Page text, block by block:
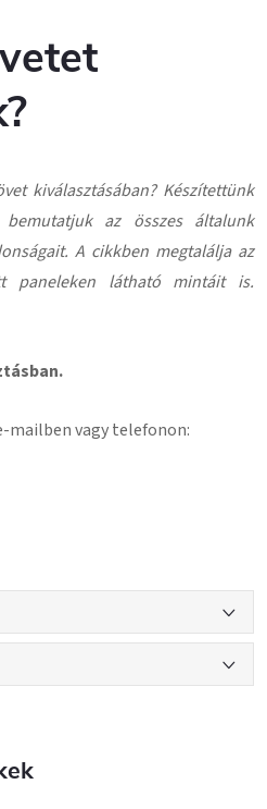
kiválasztásában? Készítettünk
az összes általunk
A cikkben megtalálja az
paneleken látható mintáit is.
mailben vagy telefonon: